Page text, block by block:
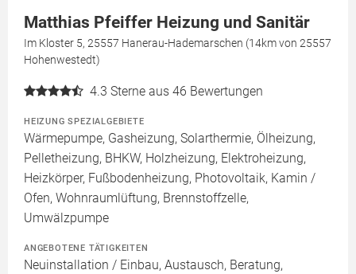
Matthias Pfeiffer Heizung und Sanitär
Im Kloster 5, 25557 Hanerau-Hademarschen (14km von 25557
Hohenwestedt)
4.3 Sterne aus 46 Bewertungen
HEIZUNG SPEZIALGEBIETE
Wärmepumpe, Gasheizung, Solarthermie, Ölheizung,
Pelletheizung, BHKW, Holzheizung, Elektroheizung,
Heizkörper, Fußbodenheizung, Photovoltaik, Kamin /
Ofen, Wohnraumlüftung, Brennstoffzelle,
Umwälzpumpe
ANGEBOTENE TÄTIGKEITEN
Neuinstallation / Einbau, Austausch, Beratung,